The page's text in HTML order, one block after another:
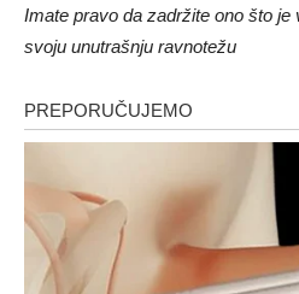
Imate pravo da zadržite ono što
svoju unutrašnju ravnotežu